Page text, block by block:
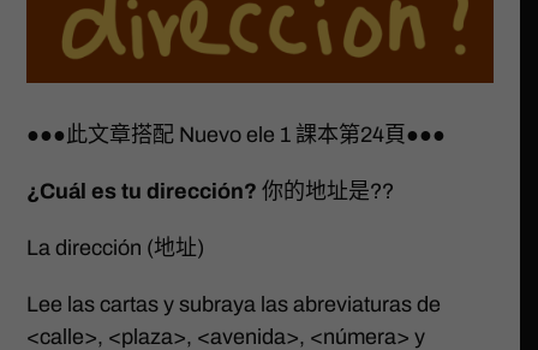
●●●此文章搭配 Nuevo ele 1 課本第24頁●●●
¿Cuál es tu dirección? 你的地址是??
La dirección (地址)
Lee las cartas y subraya las abreviaturas de
<calle>, <plaza>, <avenida>, <númera> y